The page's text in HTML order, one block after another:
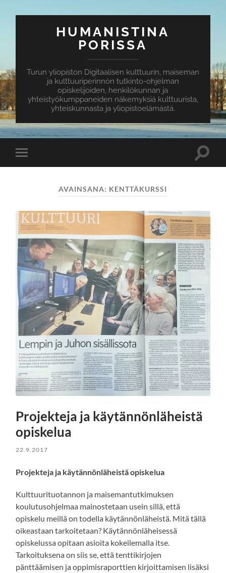
HUMANISTINA
PORISSA
Turun yliopiston Digitaalisen kulttuurin, maiseman
ja kulttuuriperinnön tutkinto-ohjelman
opiskelijoiden, henkilökunnan ja
yhteistyökumppaneiden näkemyksiä kulttuurista,
yhteiskunnasta ja yliopistoelämästä.
Toggle
mobile
Toggle
AVAINSANA: KENTTÄKURSSI
Projekteja ja käytännönläheistä
opiskelua
22.9.2017
Projekteja ja käytännönläheistä opiskelua
Kulttuurituotannon ja maisemantutkimuksen
koulutusohjelmaa mainostetaan usein sillä, että
opiskelu meillä on todella käytännönläheistä. Mitä tällä
oikeastaan tarkoitetaan? Käytännönläheisessä
opiskelussa opitaan asioita kokeilemalla itse.
Tarkoituksena on siis se, että tenttikirjojen
pänttäämisen ja oppimisraporttien kirjoittamisen lisäksi